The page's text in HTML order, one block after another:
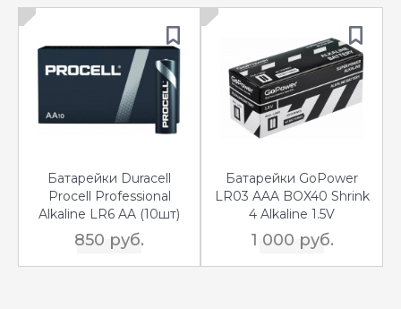
Батарейки Duracell
Procell Professional
Alkaline LR6 AA (10шт)
850 руб.
Батарейки GoPower
LR03 AAA BOX40 Shrink
4 Alkaline 1.5V
1 000 руб.